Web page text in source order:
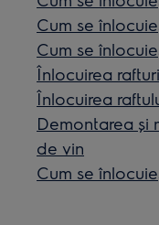
Cum se
Cum se
Înlocuirea
Înlocuirea
Demontarea și
de vin
Cum se